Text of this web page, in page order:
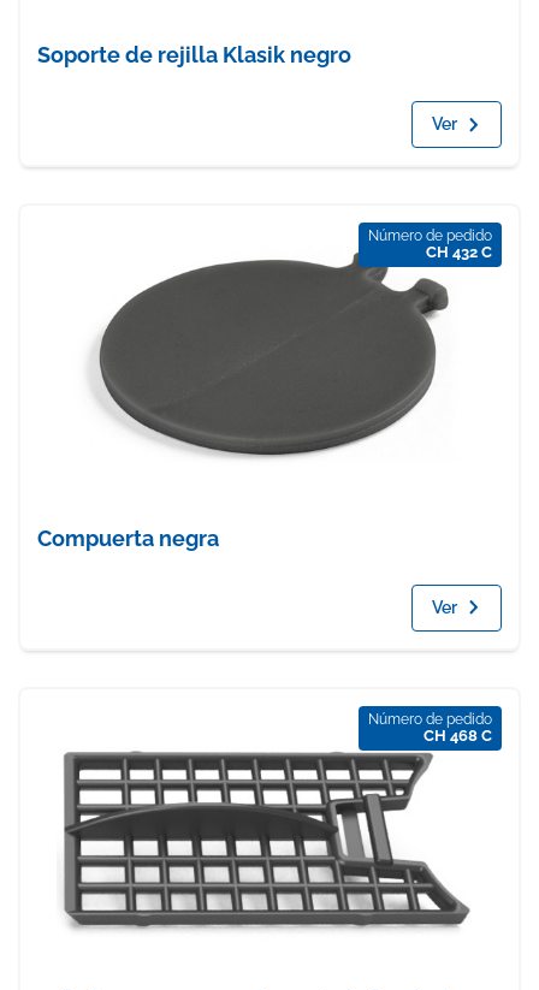
Soporte de rejilla Klasik negro
Ver
Número de pedido
CH 432 C
Compuerta negra
Ver
Número de pedido
CH 468 C